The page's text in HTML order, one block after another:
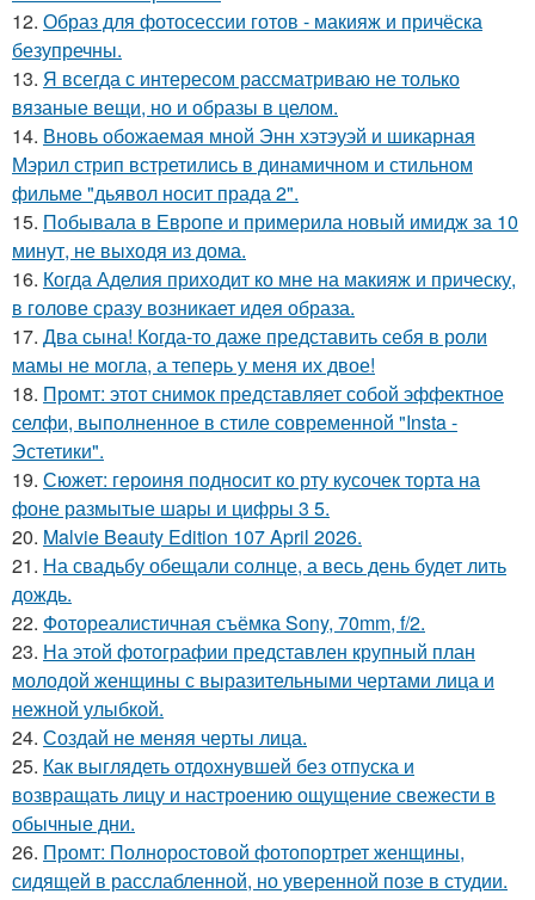
12. Образ для фотосессии готов - макияж и причёска
безупречны.
13. Я всегда с интересом рассматриваю не только
вязаные вещи, но и образы в целом.
14. Вновь обожаемая мной Энн хэтэуэй и шикарная
Мэрил стрип встретились в динамичном и стильном
фильме "дьявол носит прада 2".
15. Побывала в Европе и примерила новый имидж за 10
минут, не выходя из дома.
16. Когда Аделия приходит ко мне на макияж и прическу,
в голове сразу возникает идея образа.
17. Два сына! Когда-то даже представить себя в роли
мамы не могла, а теперь у меня их двое!
18. Промт: этот снимок представляет собой эффектное
селфи, выполненное в стиле современной "Insta -
Эстетики".
19. Сюжет: героиня подносит ко рту кусочек торта на
фоне размытые шары и цифры 3 5.
20. Malvie Beauty Edition 107 April 2026.
21. На свадьбу обещали солнце, а весь день будет лить
дождь.
22. Фотореалистичная съёмка Sony, 70mm, f/2.
23. На этой фотографии представлен крупный план
молодой женщины с выразительными чертами лица и
нежной улыбкой.
24. Создай не меняя черты лица.
25. Как выглядеть отдохнувшей без отпуска и
возвращать лицу и настроению ощущение свежести в
обычные дни.
26. Промт: Полноростовой фотопортрет женщины,
сидящей в расслабленной, но уверенной позе в студии.